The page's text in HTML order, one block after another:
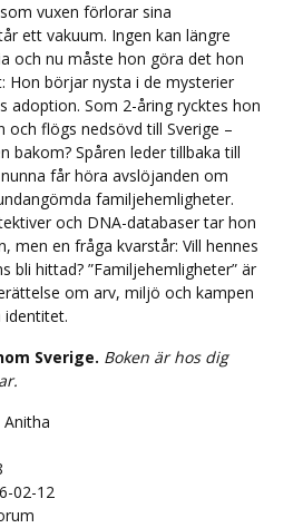
vuxen förlorar sina
ett vakuum. Ingen kan längre
och nu måste hon göra det hon
Hon börjar nysta i de mysterier
adoption. Som 2-åring rycktes hon
och flögs nedsövd till Sverige –
bakom? Spåren leder tillbaka till
får höra avslöjanden om
familjehemligheter.
och DNA-databaser tar hon
men en fråga kvarstår: Vill hennes
bli hittad? ”Familjehemligheter” är
om arv, miljö och kampen
Sverige. Boken är hos dig
02-12